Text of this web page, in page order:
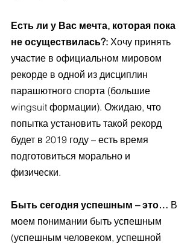
Есть ли у Вас мечта, которая пока
не осуществилась?: Хочу принять
участие в официальном мировом
рекорде в одной из дисциплин
парашютного спорта (большие
wingsuit формации). Ожидаю, что
попытка установить такой рекорд
будет в 2019 году – есть время
подготовиться морально и
физически.
Быть сегодня успешным – это… В
моем понимании быть успешным
(успешным человеком, успешной